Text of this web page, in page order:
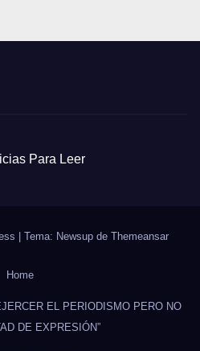
Para Leer
Tema: Newsup de Themeansar
Home
EL PERIODISMO PERO NO
DE EXPRESIÓN”